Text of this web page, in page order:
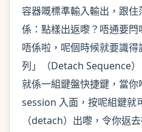
容器嘅標準輸入輸出，跟
係：點樣出返嚟？唔通要
唔係啦，呢個時候就要識
列」（Detach Sequence
就係一組鍵盤快捷鍵，當
session 入面，按呢組鍵就
（detach）出嚟，令你返